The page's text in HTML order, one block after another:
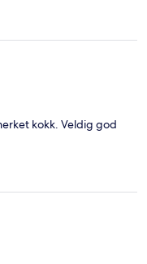
kokk. Veldig god